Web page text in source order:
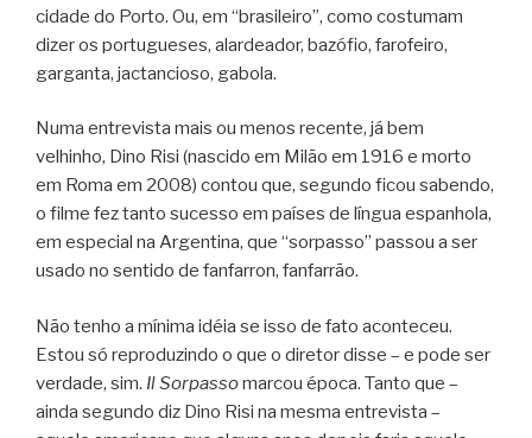
cidade do Porto. Ou, em “brasileiro”, como costumam
dizer os portugueses, alardeador, bazófio, farofeiro,
garganta, jactancioso, gabola.
Numa entrevista mais ou menos recente, já bem
velhinho, Dino Risi (nascido em Milão em 1916 e morto
em Roma em 2008) contou que, segundo ficou sabendo,
o filme fez tanto sucesso em países de língua espanhola,
em especial na Argentina, que “sorpasso” passou a ser
usado no sentido de fanfarron, fanfarrão.
Não tenho a mínima idéia se isso de fato aconteceu.
Estou só reproduzindo o que o diretor disse – e pode ser
verdade, sim. Il Sorpassomarcou época. Tanto que –
ainda segundo diz Dino Risi na mesma entrevista –